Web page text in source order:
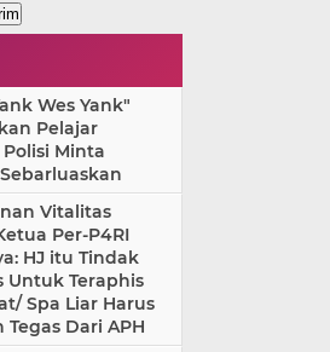
Wes Yank"
Pelajar
Minta
Vitalitas
Per-P4RI
HJ itu Tindak
Untuk Teraphis
Spa Liar Harus
Dari APH